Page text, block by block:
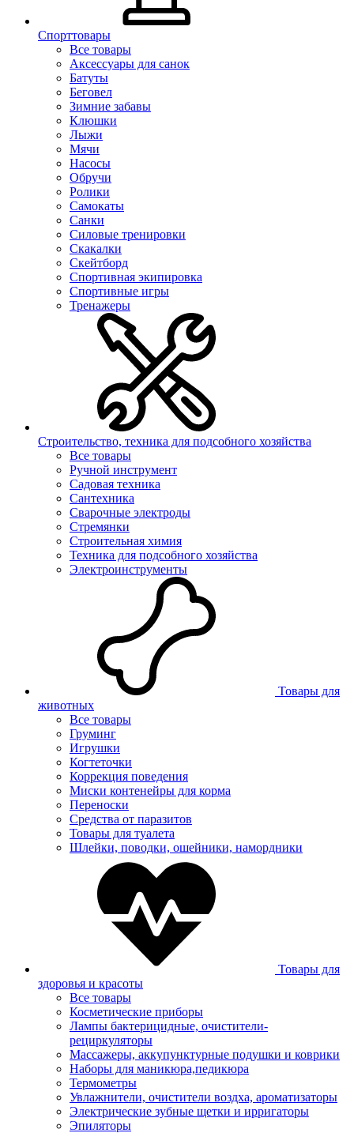
Спорттовары
Все товары
Аксессуары для санок
Батуты
Беговел
Зимние забавы
Клюшки
Лыжи
Мячи
Насосы
Обручи
Ролики
Самокаты
Санки
Силовые тренировки
Скакалки
Скейтборд
Спортивная экипировка
Спортивные игры
Тренажеры
Строительство, техника для подсобного хозяйства
Все товары
Ручной инструмент
Садовая техника
Сантехника
Сварочные электроды
Стремянки
Строительная химия
Техника для подсобного хозяйства
Электроинструменты
Товары для
животных
Все товары
Груминг
Игрушки
Когтеточки
Коррекция поведения
Миски контенейры для корма
Переноски
Средства от паразитов
Товары для туалета
Шлейки, поводки, ошейники, намордники
Товары для
здоровья и красоты
Все товары
Косметические приборы
Лампы бактерицидные, очистители-
рециркуляторы
Массажеры, аккупунктурные подушки и коврики
Наборы для маникюра,педикюра
Термометры
Увлажнители, очистители воздха, ароматизаторы
Электрические зубные щетки и ирригаторы
Эпиляторы